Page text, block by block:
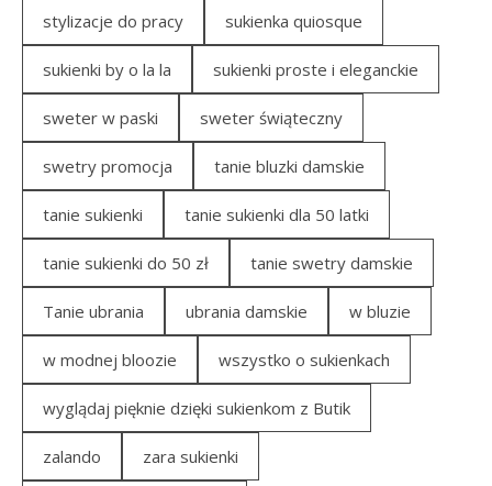
stylizacje do pracy sukienka quiosque
sukienki by o la la sukienki proste i eleganckie
sweter w paski sweter świąteczny
swetry promocja tanie bluzki damskie
tanie sukienki tanie sukienki dla 50 latki
tanie sukienki do 50 zł tanie swetry damskie
Tanie ubrania ubrania damskie w bluzie
w modnej bloozie wszystko o sukienkach
wyglądaj pięknie dzięki sukienkom z Butik
zalando zara sukienki